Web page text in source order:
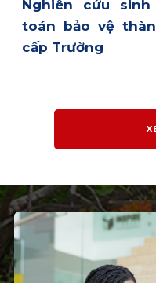
Nghiên cứu
toán bảo vệ
cấp Trường